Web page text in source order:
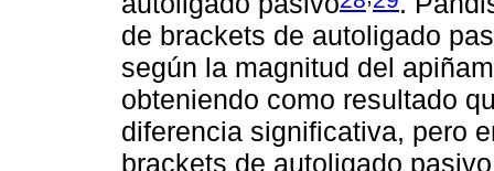
de brackets de autoligado
según la magnitud del
obteniendo como resultado
diferencia significativa, pero
brackets de autoligado